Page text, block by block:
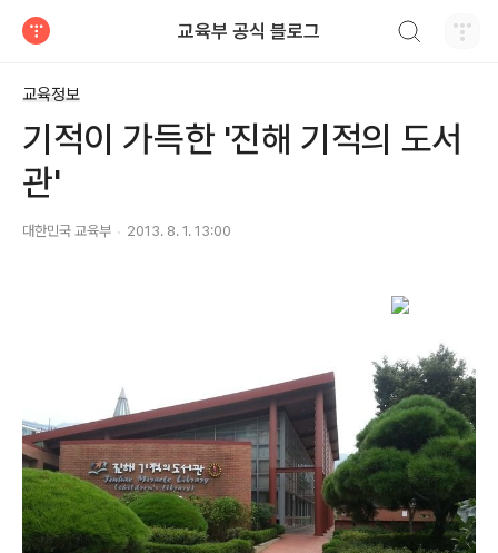
교육부 공식 블로그
교육정보
기적이 가득한 '진해 기적의 도서
관'
대한민국 교육부 2013. 8. 1. 13:00